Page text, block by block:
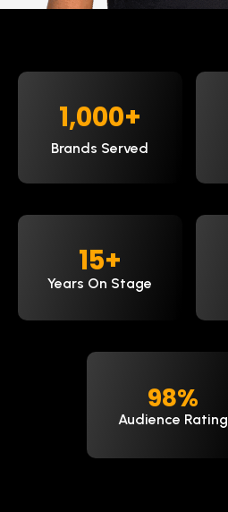
Brands Served
1,000+
Years On Stage
15+
Audience Rating
98%